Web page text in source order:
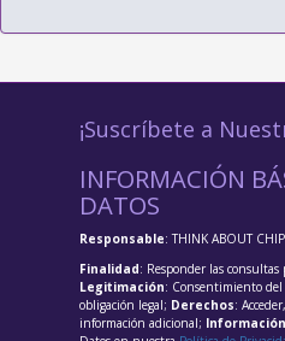
¡Suscríbete a
INFORMACIÓN
DATOS
Responsable: THINK ABOUT
Finalidad: Responder las
Legitimación: Consentimiento
obligación legal; Derechos:
información adicional;